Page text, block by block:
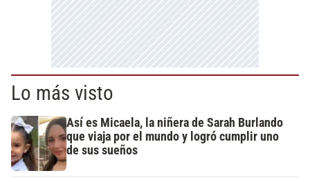
Lo más visto
Así es Micaela, la niñera de Sarah Burlando
que viaja por el mundo y logró cumplir uno
de sus sueños